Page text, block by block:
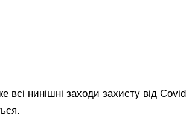
всі нинішні заходи захисту від Covid